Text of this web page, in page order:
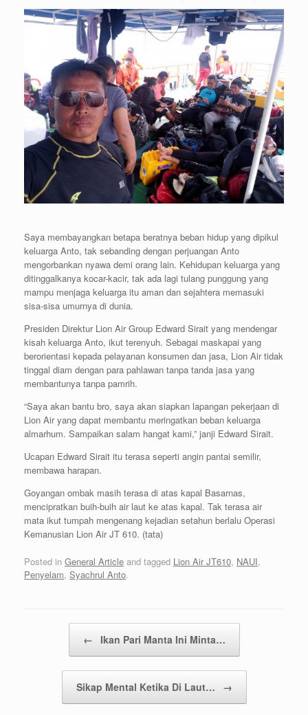
Saya membayangkan betapa beratnya beban hidup yang dipikul
keluarga Anto, tak sebanding dengan perjuangan Anto
mengorbankan nyawa demi orang lain. Kehidupan keluarga yang
ditinggalkanya kocar-kacir, tak ada lagi tulang punggung yang
mampu menjaga keluarga itu aman dan sejahtera memasuki
sisa-sisa umurnya di dunia.
Presiden Direktur Lion Air Group Edward Sirait yang mendengar
kisah keluarga Anto, ikut terenyuh. Sebagai maskapai yang
berorientasi kepada pelayanan konsumen dan jasa, Lion Air tidak
tinggal diam dengan para pahlawan tanpa tanda jasa yang
membantunya tanpa pamrih.
“Saya akan bantu bro, saya akan siapkan lapangan pekerjaan di
Lion Air yang dapat membantu meringatkan beban keluarga
almarhum. Sampaikan salam hangat kami,” janji Edward Sirait.
Ucapan Edward Sirait itu terasa seperti angin pantai semilir,
membawa harapan.
Goyangan ombak masih terasa di atas kapal Basarnas,
mencipratkan buih-buih air laut ke atas kapal. Tak terasa air
mata ikut tumpah mengenang kejadian setahun berlalu Operasi
Kemanusian Lion Air JT 610. (tata)
Posted in General Article and tagged Lion Air JT610, NAUI,
Penyelam, Syachrul Anto.
← Ikan Pari Manta Ini Minta…
Sikap Mental Ketika Di Laut… →